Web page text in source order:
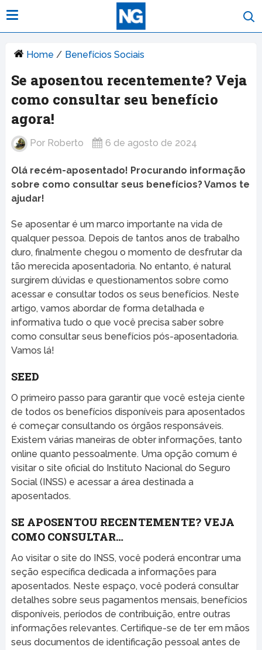
Home / Benefícios Sociais
Se aposentou recentemente? Veja
como consultar seu benefício
agora!
Por Roberto 6 de agosto de 2024
Olá recém-aposentado! Procurando informação
sobre como consultar seus benefícios? Vamos te
ajudar!
Se aposentar é um marco importante na vida de
qualquer pessoa. Depois de tantos anos de trabalho
duro, finalmente chegou o momento de desfrutar da
tão merecida aposentadoria. No entanto, é natural
surgirem dúvidas e questionamentos sobre como
acessar e consultar todos os seus benefícios. Neste
artigo, vamos abordar de forma detalhada e
informativa tudo o que você precisa saber sobre
como consultar seus benefícios pós-aposentadoria.
Vamos lá!
SEED
O primeiro passo para garantir que você esteja ciente
de todos os benefícios disponíveis para aposentados
é começar consultando os órgãos responsáveis.
Existem várias maneiras de obter informações, tanto
online quanto pessoalmente. Uma opção comum é
visitar o site oficial do Instituto Nacional do Seguro
Social (INSS) e acessar a área destinada a
aposentados.
SE APOSENTOU RECENTEMENTE? VEJA
COMO CONSULTAR…
Ao visitar o site do INSS, você poderá encontrar uma
seção específica dedicada a informações para
aposentados. Neste espaço, você poderá consultar
detalhes sobre seus pagamentos mensais, benefícios
disponíveis, períodos de contribuição, entre outras
informações relevantes. Certifique-se de ter em mãos
seus documentos de identificação pessoal antes de